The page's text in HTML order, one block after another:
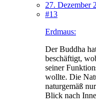
27. Dezember
#13
Erdmaus:
Der Buddha
beschäftigt,
seiner
wollte. Die
naturgemäß
Blick nach